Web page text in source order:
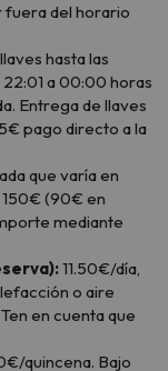
fuera del horario
hasta las
a 00:00 horas
Entrega de llaves
pago directo a la
que varía en
150€ (90€ en
mediante
11.50€/día,
o aire
en cuenta que
quincena. Bajo